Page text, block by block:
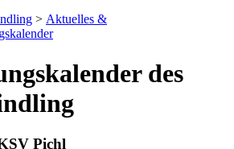
> Aktuelles &
des
Pichl